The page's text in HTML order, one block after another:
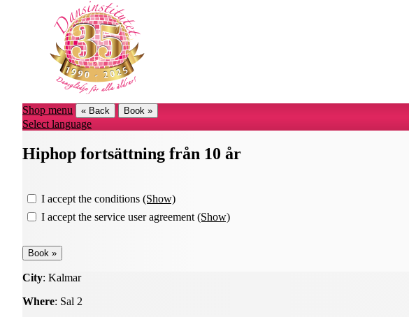
Shop menu « Back Book »
Select language
Hiphop fortsättning från 10 år
I accept the conditions (Show)
I accept the service user agreement (Show)
City: Kalmar
Where: Sal 2